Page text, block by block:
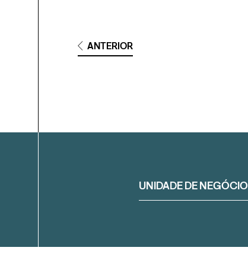
ANTERIOR
FiltrarUNIDADE DE NEGÓCIO